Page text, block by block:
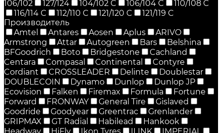
106/102
127/124 104/102 C 106/104 C
110/108 C
116/114 C
112/110 C 121/120 C
121/119 C
Производитель
Amtel
Antares Aosen Aplus
ARIVO
Armstrong
Attar Autogreen Bars
Belshina
BFGoodrich
Boto Bridgestone
Cachland
Centara
Compasal Continental
Contyre
Cordiant
CROSSLEADER Delinte
Doublestar
DOUBLECOIN
Dynamo Dunlop
Dunlop JP
Ecovision
Falken Firemax Formula
Fortune
Forward
FRONWAY General Tire
Gislaved
Goodride
Goodyear Greentrac
Grenlander
GRIPMAX
GT Radial Habilead
Hankook